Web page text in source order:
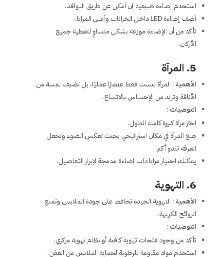
استخدم إضاءة طبيعية إن أمكن عن طريق النوافذ.
أضف إضاءة LED داخل الخزانات وأعلى المرايا.
تأكد من أن الإضاءة موزعة بشكل متساوٍ لتغطية جميع
الأركان.
5. المرآة
الأهمية: المرآة ليست فقط عنصرًا عمليًا، بل تضيف لمسة من
الأناقة وتزيد من الإحساس بالاتساع.
التوصيات:
اختر مرآة كبيرة كاملة الطول.
ضع المرآة في مكان استراتيجي بحيث تعكس الضوء وتجعل
الغرفة تبدو أكبر.
يمكنك اختيار مرايا ذات إضاءة مدمجة لإبراز التفاصيل.
6. التهوية
الأهمية: التهوية الجيدة تحافظ على جودة الملابس وتمنع
الروائح الكريهة.
التوصيات:
تأكد من وجود فتحات تهوية كافية أو نظام تهوية مركزي.
استخدم مواد مقاومة للرطوبة لحماية الملابس من العفن.